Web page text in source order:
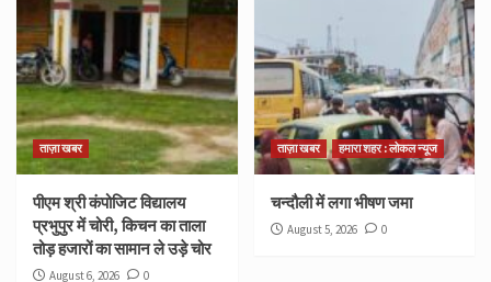
ताज़ा खबर
पीएम श्री कंपोजिट विद्यालय
प्रभुपुर में चोरी, किचन का ताला
तोड़ हजारों का सामान ले उड़े चोर
August 6, 2026 0
ताज़ा खबर हमारा शहर : लोकल न्यूज
चन्दौली में लगा भीषण जमा
August 5, 2026 0